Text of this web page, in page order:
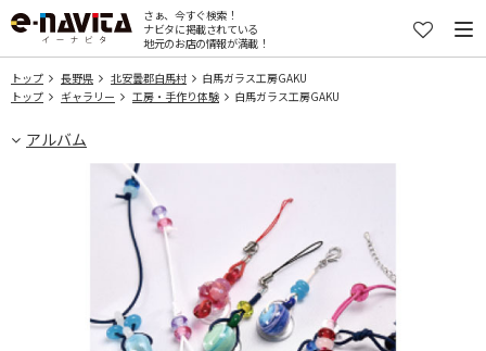
さぁ、今すぐ検索！
ナビタに掲載されている
地元のお店の情報が満載！
トップ 長野県 北安曇郡白馬村
白馬ガラス工房GAKU
トップ
ギャラリー 工房・手作り体験 白馬ガラス工房GAKU
アルバム